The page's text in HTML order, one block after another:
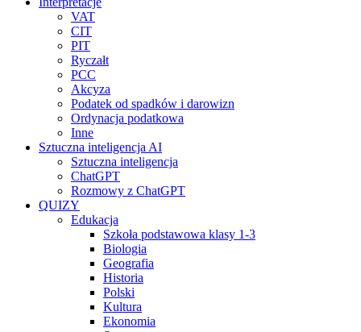
VAT
CIT
PIT
Ryczałt
PCC
Akcyza
Podatek od spadków i darowizn
Ordynacja podatkowa
Inne
Sztuczna inteligencja AI
Sztuczna inteligencja
ChatGPT
Rozmowy z ChatGPT
QUIZY
Edukacja
Szkoła podstawowa klasy 1-3
Biologia
Geografia
Historia
Polski
Kultura
Ekonomia